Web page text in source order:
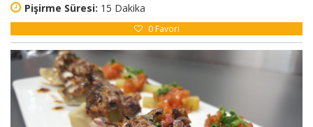
Pişirme Süresi: 15 Dakika
0 Favori